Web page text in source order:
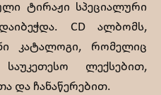
ტირაჟი სპეციალური
CD ალბომს,
კატალოგი, რომელიც
ლექსებით,
და ჩანაწერებით.